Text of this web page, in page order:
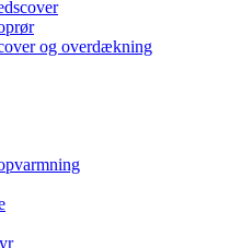
og overdækning